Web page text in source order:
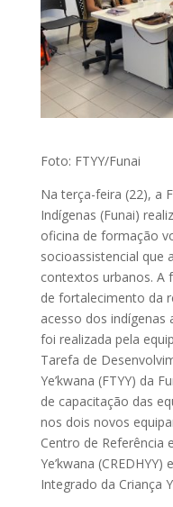
Foto: FTYY/Funai
Na terça-feira (22), a
Indígenas (Funai)
oficina de formação
socioassistencial que
contextos urbanos. A
de fortalecimento da
acesso dos indígenas
foi realizada pela
Tarefa de
Ye’kwana (FTYY) da
de capacitação das
nos dois novos
Centro de Referência
Ye’kwana
Integrado da Criança